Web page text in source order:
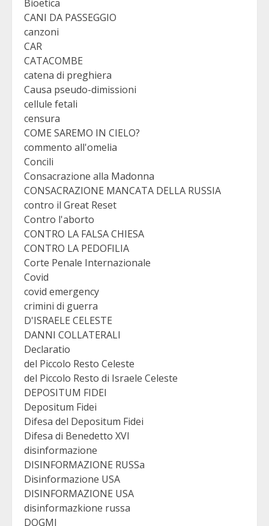
Bioetica
CANI DA PASSEGGIO
canzoni
CAR
CATACOMBE
catena di preghiera
Causa pseudo-dimissioni
cellule fetali
censura
COME SAREMO IN CIELO?
commento all'omelia
Concili
Consacrazione alla Madonna
CONSACRAZIONE MANCATA DELLA RUSSIA
contro il Great Reset
Contro l'aborto
CONTRO LA FALSA CHIESA
CONTRO LA PEDOFILIA
Corte Penale Internazionale
Covid
covid emergency
crimini di guerra
D'ISRAELE CELESTE
DANNI COLLATERALI
Declaratio
del Piccolo Resto Celeste
del Piccolo Resto di Israele Celeste
DEPOSITUM FIDEI
Depositum Fidei
Difesa del Depositum Fidei
Difesa di Benedetto XVI
disinformazione
DISINFORMAZIONE RUSSa
Disinformazione USA
DISINFORMAZIONE USA
disinformazkione russa
DOGMI